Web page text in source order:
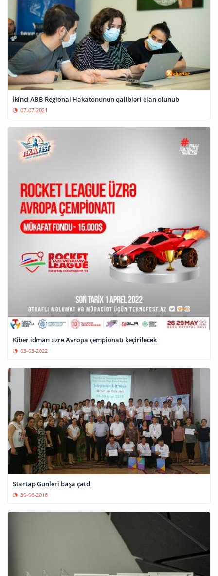
İkinci ABB Regional Hakatonunun qalibləri elan olunub
07-07-2021
Kiber idman üzrə Avropa çempionatı keçiriləcək
03-03-2022
Startap Günləri başa çatdı
30-06-2018